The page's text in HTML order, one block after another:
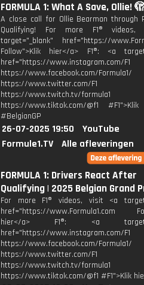
FORMULA 1: What A Save, Ollie! 🫣
A close call for Ollie Bearman through
Qualifying! For more F1®
target="_blank" href="https://
Follow">Klik hier</a> F1®: <a
href="https://www.instagram.com/F1
https://www.facebook.com/Formula1/
https://www.twitter.com/F1
https://www.twitch.tv/formula1
https://www.tiktok.com/@f1
#BelgianGP
26-07-2025 19:50
YouTube
Formule1.TV
Alle afleveringen
FORMULA 1: Drivers React After
Qualifying | 2025 Belgian Grand
For more F1® videos, visit <a
href="https://www.Formula1.com
hier</a> F1®: <a
href="https://www.instagram.com/F1
https://www.facebook.com/Formula1/
https://www.twitter.com/F1
https://www.twitch.tv/formula1
https://www.tiktok.com/@f1 #F1">Klik